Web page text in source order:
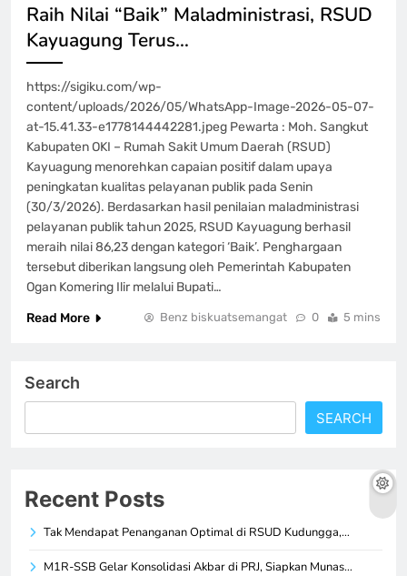
Raih Nilai “Baik” Maladministrasi, RSUD
Kayuagung Terus…
https://sigiku.com/wp-
content/uploads/2026/05/WhatsApp-Image-2026-05-07-
at-15.41.33-e1778144442281.jpeg Pewarta : Moh. Sangkut
Kabupaten OKI – Rumah Sakit Umum Daerah (RSUD)
Kayuagung menorehkan capaian positif dalam upaya
peningkatan kualitas pelayanan publik pada Senin
(30/3/2026). Berdasarkan hasil penilaian maladministrasi
pelayanan publik tahun 2025, RSUD Kayuagung berhasil
meraih nilai 86,23 dengan kategori ‘Baik’. Penghargaan
tersebut diberikan langsung oleh Pemerintah Kabupaten
Ogan Komering Ilir melalui Bupati…
Read More
Benz biskuatsemangat 0 5 mins
Search
SEARCH
Recent Posts
Tak Mendapat Penanganan Optimal di RSUD Kudungga,…
M1R-SSB Gelar Konsolidasi Akbar di PRJ, Siapkan Munas…